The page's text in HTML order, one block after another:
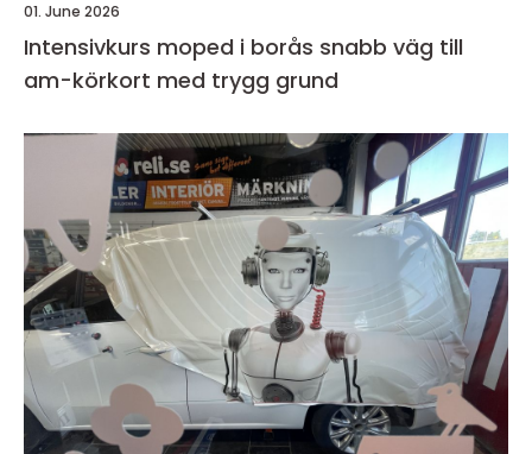
01. June 2026
Intensivkurs moped i borås snabb väg till
am-körkort med trygg grund